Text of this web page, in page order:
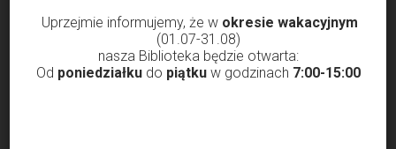
Uprzejmie informujemy, że w okresie wakacyjnym
(01.07-31.08)
nasza Biblioteka będzie otwarta:
Od poniedziałkudo piątkuw godzinach 7:00-15:00